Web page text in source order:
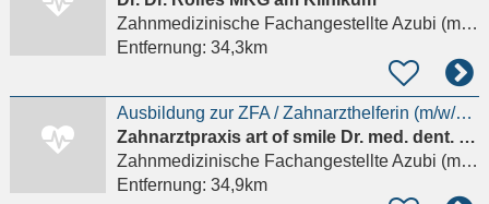
Zahnmedizinische Fachangestellte Azubi (m/w/d)
Entfernung: 34,3km
Ausbildung zur ZFA / Zahnarzthelferin (m/w/d) – 30% Zuschlag
Zahnarztpraxis art of smile Dr. med. dent. Michel D'Amore
Zahnmedizinische Fachangestellte Azubi (m/w/d)
Entfernung: 34,9km